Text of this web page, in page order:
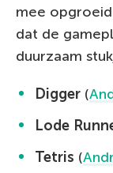
mee
dat de
duurzaam
Digger (
Lode
Tetris (